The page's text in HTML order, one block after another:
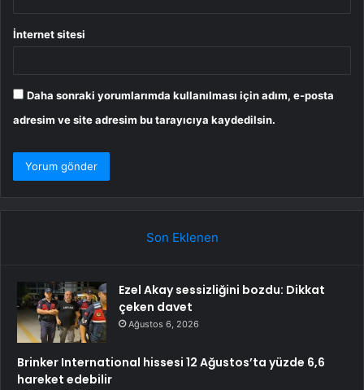
İnternet sitesi
Daha sonraki yorumlarımda kullanılması için adım, e-posta
adresim ve site adresim bu tarayıcıya kaydedilsin.
Son Eklenen
Ezel Akay sessizliğini bozdu: Dikkat
çeken davet
Ağustos 6, 2026
Brinker International hissesi 12 Ağustos’ta yüzde 6,6
hareket edebilir